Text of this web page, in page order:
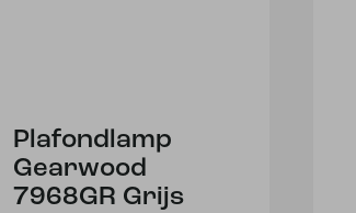
Plafondlamp
Gearwood
7968GR Grijs